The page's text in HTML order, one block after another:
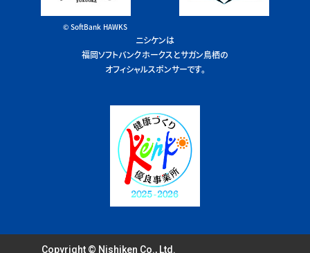
© SoftBank HAWKS
ニシケンは
福岡ソフトバンクホークスとサガン鳥栖の
オフィシャルスポンサーです。
Copyright © Nishiken Co., Ltd.